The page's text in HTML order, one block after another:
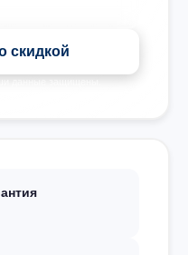
скидкой